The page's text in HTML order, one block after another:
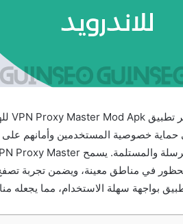
في مناطق معينة، ويضمن تجربة
بواجهة سهلة الاستخدام، مما